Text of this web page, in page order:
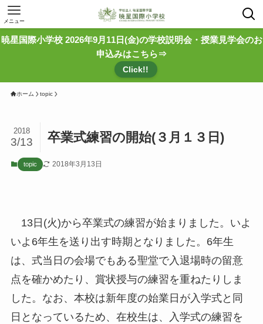
メニュー
暁星国際小学校 2026年9月11日(金)の学校説明会・授業見学会のお
申込みはこちら⇒
Click!!
ホーム topic
卒業式練習の開始(３月１３日)
2018
3/13
topic 2018年3月13日
13日(火)から卒業式の練習が始まりました。いよ
いよ6年生を送り出す時期となりました。6年生
は、式当日の会場でもある聖堂で入退場時の留意
点を確かめたり、賞状授与の練習を重ねたりしま
した。なお、本校は新年度の始業日が入学式と同
日となっているため、在校生は、入学式の練習を